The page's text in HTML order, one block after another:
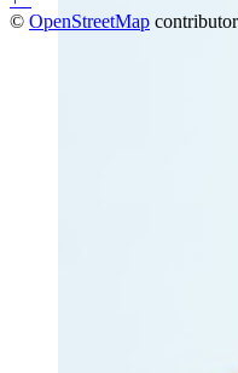
© OpenStreetMap